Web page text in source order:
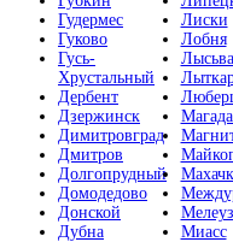
Гудермес
Гуково
Гусь-
Хрустальный
Дербент
Дзержинск
Димитровград
Дмитров
Долгопрудный
Домодедово
Донской
Дубна
Лиски
Лобня
Лысьва
Мелеуз
Миасс